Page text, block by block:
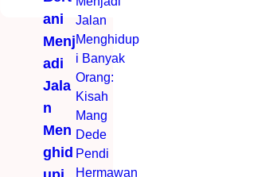
ani
Menj
adi
Jala
n
Men
ghid